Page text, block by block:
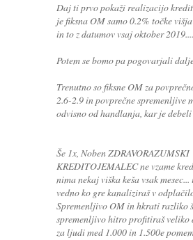
Daj ti prvo pokaži realizacijo
je fiksna OM samo 0.2% točke
in to z datumov vsaj oktober 2019....
Potem se bomo pa pogovarjali
Trenutno so fiksne OM za
2.6-2.9 in povprečne spremenljive
odvisno od handlanja, kar je
Še 1x, Noben ZDRAVORAZUMSKI
KREDITOJEMALEC ne vzame
nima nekaj viška keša vsak mesec...
vedno ko gre kanaliziraš v
Spremenljivo OM in hkrati razliko
spremenljivo hitro profitiraš veliko
za ljudi med 1.000 in 1.500e